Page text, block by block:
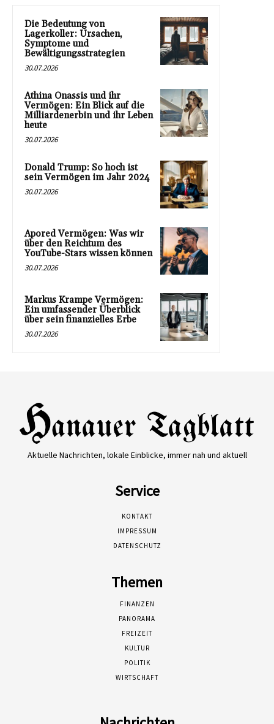
Die Bedeutung von
Lagerkoller: Ursachen,
Symptome und
Bewältigungsstrategien
30.07.2026
Athina Onassis und ihr
Vermögen: Ein Blick auf die
Milliardenerbin und ihr Leben
heute
30.07.2026
Donald Trump: So hoch ist
sein Vermögen im Jahr 2024
30.07.2026
Apored Vermögen: Was wir
über den Reichtum des
YouTube-Stars wissen können
30.07.2026
Markus Krampe Vermögen:
Ein umfassender Überblick
über sein finanzielles Erbe
30.07.2026
Aktuelle Nachrichten, lokale Einblicke, immer nah und aktuell
Service
KONTAKT
IMPRESSUM
DATENSCHUTZ
Themen
FINANZEN
PANORAMA
FREIZEIT
KULTUR
POLITIK
WIRTSCHAFT